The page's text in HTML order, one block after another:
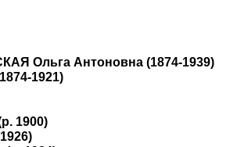
Ольга Антоновна (1874-1939)
1921)
1900)